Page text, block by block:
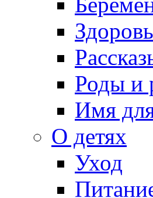
Роды и
Имя
О детях
Уход